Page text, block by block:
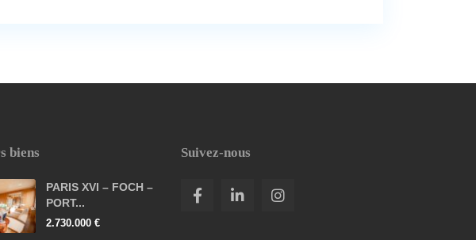
biens
PARIS XVI – FOCH –
PORT...
2.730.000 €
Suivez-nous